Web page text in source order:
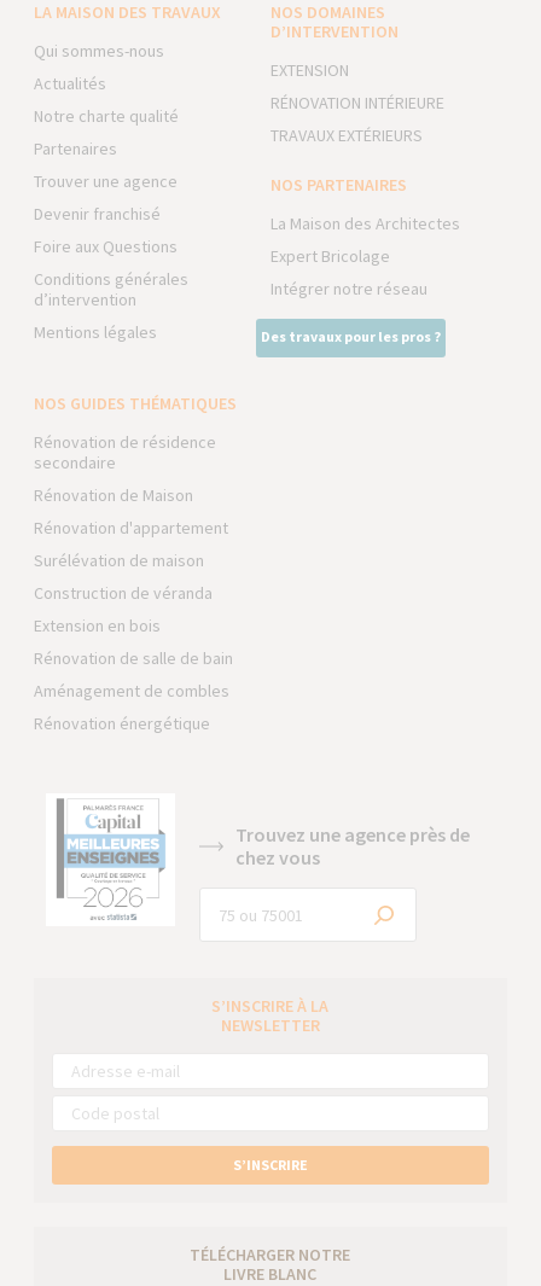
LA MAISON DES TRAVAUX
Qui sommes-nous
Actualités
Notre charte qualité
Partenaires
Trouver une agence
Devenir franchisé
Foire aux Questions
Conditions générales
d’intervention
Mentions légales
NOS DOMAINES
D’INTERVENTION
EXTENSION
RÉNOVATION INTÉRIEURE
TRAVAUX EXTÉRIEURS
NOS PARTENAIRES
La Maison des Architectes
Expert Bricolage
Intégrer notre réseau
Des travaux pour les pros ?
NOS GUIDES THÉMATIQUES
Rénovation de résidence
secondaire
Rénovation de Maison
Rénovation d'appartement
Surélévation de maison
Construction de véranda
Extension en bois
Rénovation de salle de bain
Aménagement de combles
Rénovation énergétique
Trouvez une agence près de
chez vous
S’INSCRIRE À LA
NEWSLETTER
S’INSCRIRE
TÉLÉCHARGER NOTRE
LIVRE BLANC